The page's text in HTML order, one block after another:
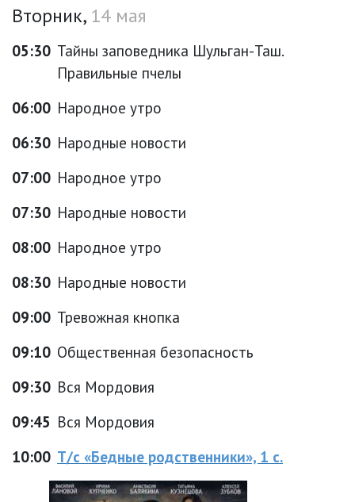
Вторник, 14 мая
05:30 Тайны заповедника Шульган-Таш.
Правильные пчелы
06:00 Народное утро
06:30 Народные новости
07:00 Народное утро
07:30 Народные новости
08:00 Народное утро
08:30 Народные новости
09:00 Тревожная кнопка
09:10 Общественная безопасность
09:30 Вся Мордовия
09:45 Вся Мордовия
10:00 Т/с «Бедные родственники», 1 с.